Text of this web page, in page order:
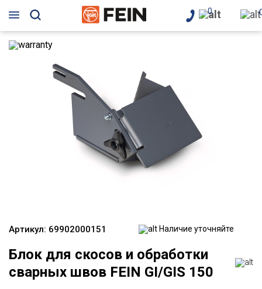
0
Артикул: 69902000151 Наличие уточняйте
Блок для скосов и обработки
сварных швов FEIN GI/GIS 150